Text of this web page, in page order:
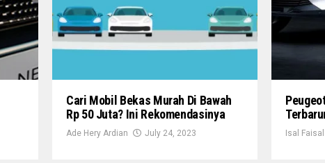
Cari Mobil Bekas Murah Di Bawah
Rp 50 Juta? Ini Rekomendasinya
Ade Hery Ardian July 24, 2023 Isal Faisal